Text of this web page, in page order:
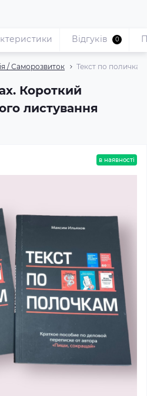
/ Саморозвиток Текст по
Короткий
листування
Відгуків 0
в наявності